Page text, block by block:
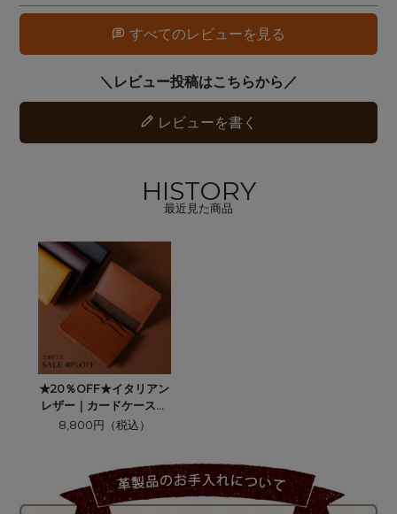
すべてのレビューを見る
レビューを書く
HISTORY
最近見た商品
★20％OFF★イタリアン
レザー｜カードケース＜
全3色＞
8,800円（税込）